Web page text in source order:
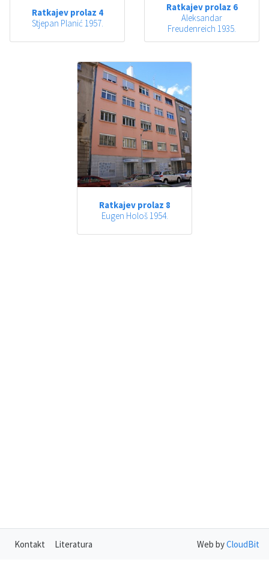
Ratkajev prolaz 4
Stjepan Planić 1957.
Ratkajev prolaz 6
Aleksandar
Freudenreich 1935.
Ratkajev prolaz 8
Eugen Hološ 1954.
Kontakt Literatura Web byCloudBit